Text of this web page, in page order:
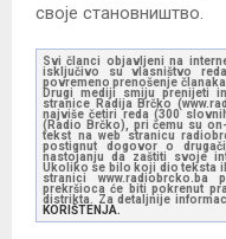
своје становништво.
Svi članci objavljeni na
isključivo su vlasništvo
povremeno prenošenje
Drugi mediji smiju prenijeti
stranice Radija Brčko
najviše četiri reda (300
(Radio Brčko), pri čemu su
tekst na web stranicu
postignut dogovor o
nastojanju da zaštiti svoje
Ukoliko se bilo koji dio teksta
stranici
prekršioca će biti pokrenut
distrikta. Za detaljnije
KORIŠTENJA.